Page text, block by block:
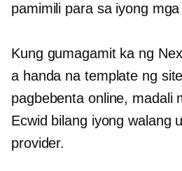
pamimili para sa iyong
Kung gumagamit ka ng
a handa na template ng
pagbebenta online, madali
Ecwid bilang iyong walang
provider.